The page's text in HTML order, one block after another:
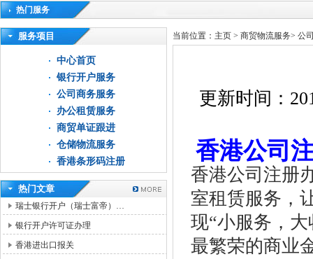
热门服务
高新技术企业认定审计|企业所得税汇算清缴申报鉴证
服务项目
中心首页
银行开户服务
公司商务服务
办公租赁服务
商贸单证跟进
仓储物流服务
香港条形码注册
热门文章
瑞士银行开户（瑞士富帝）…
银行开户许可证办理
香港进出口报关
当前位置： 主页 > 商贸物流服务> 公
更新时间：
香港公司
香港公司注册
室租赁服务，
现“小服务，
最繁荣的商业